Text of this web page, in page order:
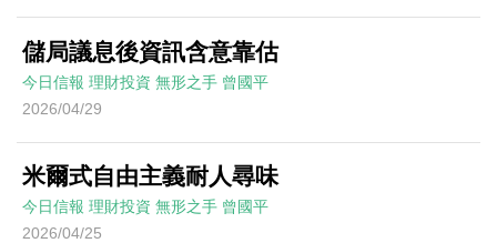
儲局議息後資訊含意靠估
今日信報 理財投資 無形之手 曾國平
2026/04/29
米爾式自由主義耐人尋味
今日信報 理財投資 無形之手 曾國平
2026/04/25